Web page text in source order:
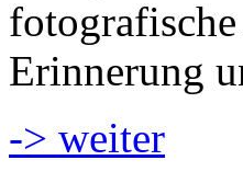
Erinnerung
-> weiter